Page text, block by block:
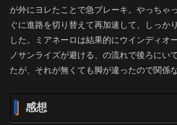
が外にヨレたことで急ブレーキ。やっちゃ
ぐに進路を切り替えて再加速して、しっか
した。ミアネーロは結果的にウインディオ
ノサンライズが避ける、の流れで後ろにい
たが、それが無くても脚が違ったので関係
感想